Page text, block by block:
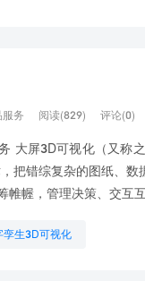
服务 阅读(829) 评论(0)
大屏3D可视化（又称
把错综复杂的图纸、
帷幄，管理决策、交互
孪生3D可视化